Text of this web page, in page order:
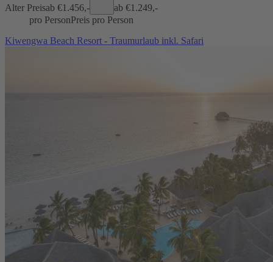
Alter Preisab €1.456,- ab €1.249,-
pro PersonPreis pro Person
Kiwengwa Beach Resort - Traumurlaub inkl. Safari